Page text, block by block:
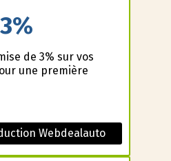
3%
de 3% sur vos
une première
Webdealauto